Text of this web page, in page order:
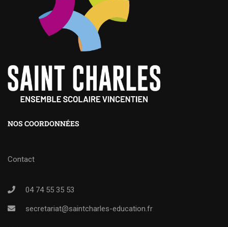
NOS COORDONNÉES
Contact
04 74 55 35 53
secretariat@saintcharles-education.fr